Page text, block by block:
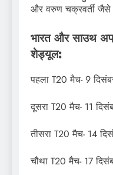
और वरुण चक्रवर्ती जैसे
भारत और साउथ
शेड्यूल:
पहला T20 मैच- 9
दूसरा T20 मैच- 11
तीसरा T20 मैच- 14
चौथा T20 मैच- 17